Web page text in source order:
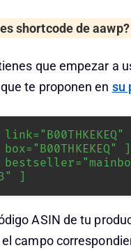
shortcode de aawp?
que empezar a
te proponen en su
link="B00THKEKEQ"
box="B00THKEKEQ" ]
]
ASIN de tu
el campo